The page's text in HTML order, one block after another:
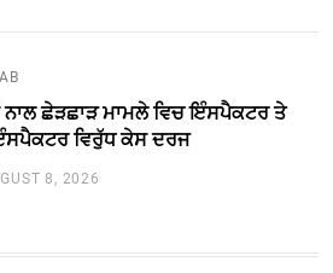
ਨਾਲ ਛੇੜਛਾੜ ਮਾਮਲੇ ਵਿਚ ਇੰਸਪੈਕਟਰ ਤੇ
ਵਿਰੁੱਧ ਕੇਸ ਦਰਜ
8, 2026